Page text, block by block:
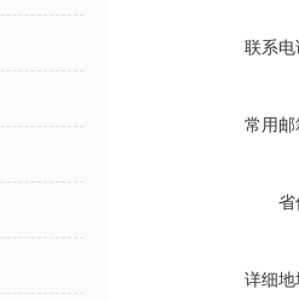
联系电
常用邮
省
详细地